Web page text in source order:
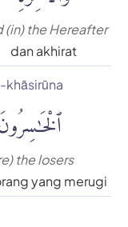
(in) the Hereafter
dan akhirat
khāsirūna
the losers
yang merugi